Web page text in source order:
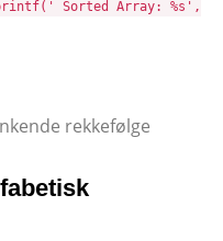
Sorted Array: %s',